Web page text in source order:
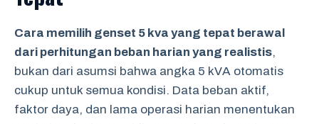
Cara memilih genset 5 kva yang tepat berawal
dari perhitungan beban harian yang realistis,
bukan dari asumsi bahwa angka 5 kVA otomatis
cukup untuk semua kondisi. Data beban aktif,
faktor daya, dan lama operasi harian menentukan